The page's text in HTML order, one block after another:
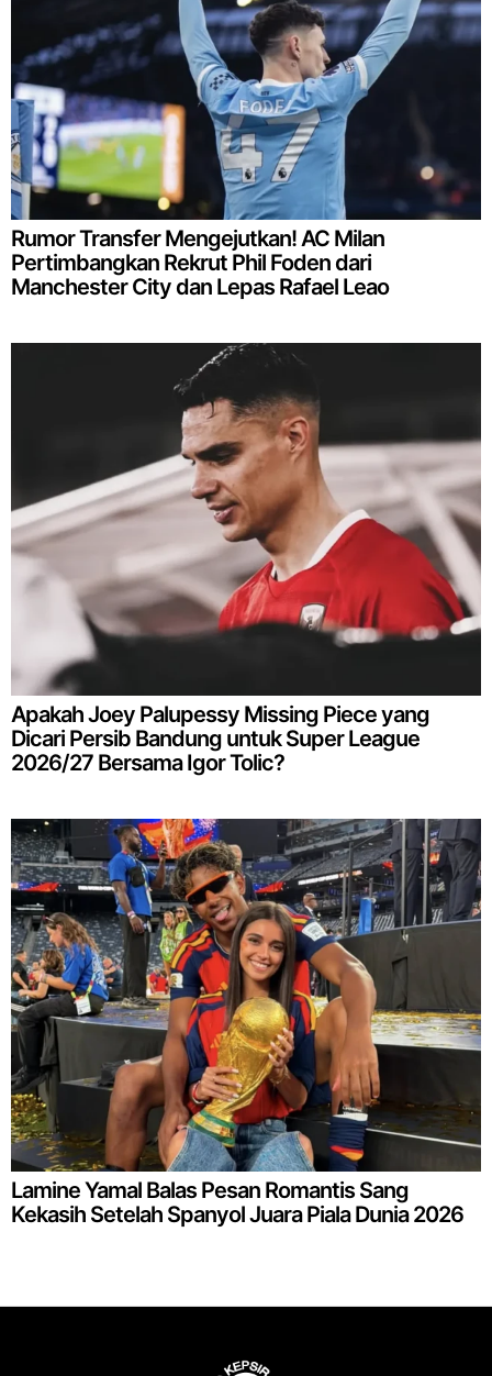
Rumor Transfer Mengejutkan! AC Milan
Pertimbangkan Rekrut Phil Foden dari
Manchester City dan Lepas Rafael Leao
Apakah Joey Palupessy Missing Piece yang
Dicari Persib Bandung untuk Super League
2026/27 Bersama Igor Tolic?
Lamine Yamal Balas Pesan Romantis Sang
Kekasih Setelah Spanyol Juara Piala Dunia 2026